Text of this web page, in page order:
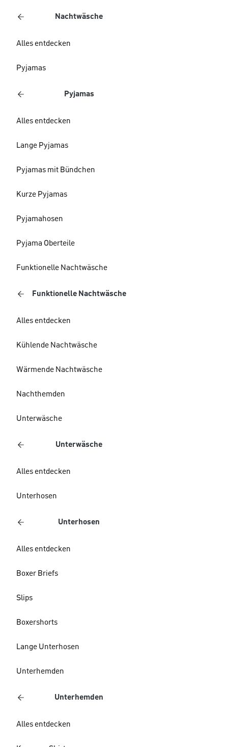
Nachtwäsche
Alles entdecken
Pyjamas
Pyjamas
Alles entdecken
Lange Pyjamas
Pyjamas mit Bündchen
Kurze Pyjamas
Pyjamahosen
Pyjama Oberteile
Funktionelle Nachtwäsche
Funktionelle Nachtwäsche
Alles entdecken
Kühlende Nachtwäsche
Wärmende Nachtwäsche
Nachthemden
Unterwäsche
Unterwäsche
Alles entdecken
Unterhosen
Unterhosen
Alles entdecken
Boxer Briefs
Slips
Boxershorts
Lange Unterhosen
Unterhemden
Unterhemden
Alles entdecken